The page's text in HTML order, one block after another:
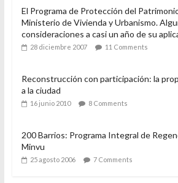
El Programa de Protección del
Ministerio de Vivienda y Urbanismo.
consideraciones a casi un año de su
28 diciembre 2007 11 Comments
Reconstrucción con participación: la
a la ciudad
16 junio 2010 8 Comments
200 Barrios: Programa Integral de
Minvu
25 agosto 2006 7 Comments